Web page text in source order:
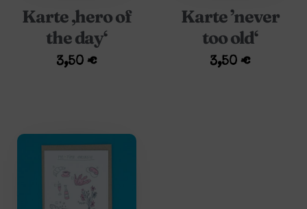
Karte ‚hero of
the day‘
3,50€
Karte ’never
too old‘
3,50€